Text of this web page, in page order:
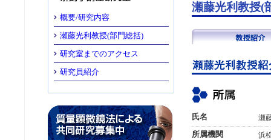
瀬藤光利教授(
氏名 瀬
所属機関 浜
概要/研究内容
瀬藤光利教授(部門総括)
研究室までのアクセス
研究員紹介